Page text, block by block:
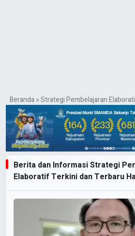
Beranda»Strategi Pembelajaran
Berita dan Informasi Strategi
Elaboratif Terkini dan Terbaru